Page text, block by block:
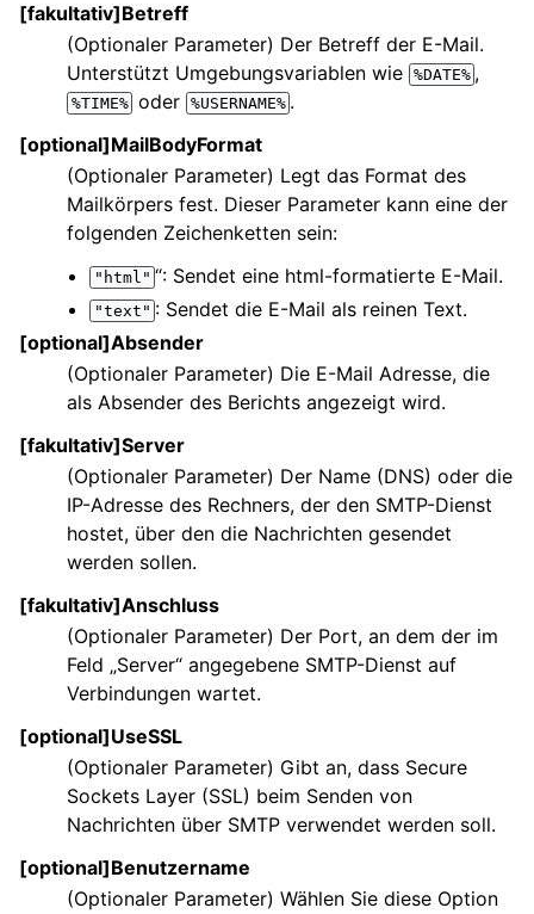
[fakultativ]Betreff
(Optionaler Parameter) Der Betreff der E-Mail.
Unterstützt Umgebungsvariablen wie %DATE% ,
%TIME% oder %USERNAME% .
[optional]MailBodyFormat
(Optionaler Parameter) Legt das Format des
Mailkörpers fest. Dieser Parameter kann eine der
folgenden Zeichenketten sein:
"html" “: Sendet eine html-formatierte E-Mail.
"text" : Sendet die E-Mail als reinen Text.
[optional]Absender
(Optionaler Parameter) Die E-Mail Adresse, die
als Absender des Berichts angezeigt wird.
[fakultativ]Server
(Optionaler Parameter) Der Name (DNS) oder die
IP-Adresse des Rechners, der den SMTP-Dienst
hostet, über den die Nachrichten gesendet
werden sollen.
[fakultativ]Anschluss
(Optionaler Parameter) Der Port, an dem der im
Feld „Server“ angegebene SMTP-Dienst auf
Verbindungen wartet.
[optional]UseSSL
(Optionaler Parameter) Gibt an, dass Secure
Sockets Layer (SSL) beim Senden von
Nachrichten über SMTP verwendet werden soll.
[optional]Benutzername
(Optionaler Parameter) Wählen Sie diese Option